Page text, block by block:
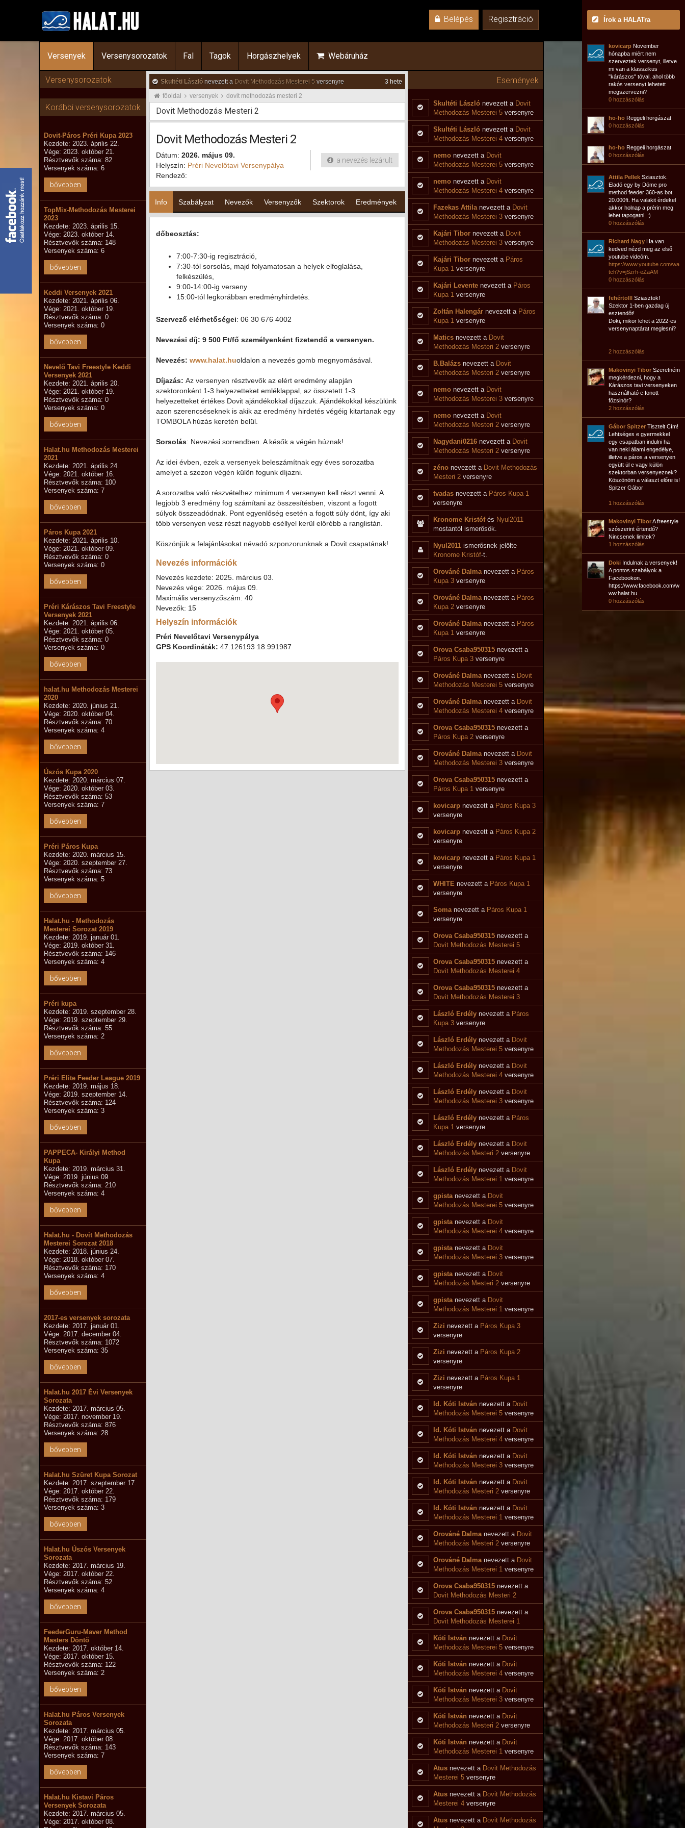
Belépés Regisztráció
Versenyek Versenysorozatok Fal Tagok Horgászhelyek Webáruház
Versenysorozatok
Korábbi versenysorozatok
Dovit-Páros Préri Kupa 2023
Kezdete: 2023. április 22.
Vége: 2023. október 21.
Résztvevők száma: 82
Versenyek száma: 6
bővebben
TopMix-Methodozás Mesterei
2023
Kezdete: 2023. április 15.
Vége: 2023. október 14.
Résztvevők száma: 148
Versenyek száma: 6
bővebben
Keddi Versenyek 2021
Kezdete: 2021. április 06.
Vége: 2021. október 19.
Résztvevők száma: 0
Versenyek száma: 0
bővebben
Nevelő Tavi Freestyle Keddi
Versenyek 2021
Kezdete: 2021. április 20.
Vége: 2021. október 19.
Résztvevők száma: 0
Versenyek száma: 0
bővebben
Halat.hu Methodozás Mesterei
2021
Kezdete: 2021. április 24.
Vége: 2021. október 16.
Résztvevők száma: 100
Versenyek száma: 7
bővebben
Páros Kupa 2021
Kezdete: 2021. április 10.
Vége: 2021. október 09.
Résztvevők száma: 0
Versenyek száma: 0
bővebben
Préri Kárászos Tavi Freestyle
Versenyek 2021
Kezdete: 2021. április 06.
Vége: 2021. október 05.
Résztvevők száma: 0
Versenyek száma: 0
bővebben
halat.hu Methodozás Mesterei
2020
Kezdete: 2020. június 21.
Vége: 2020. október 04.
Résztvevők száma: 70
Versenyek száma: 4
bővebben
Úszós Kupa 2020
Kezdete: 2020. március 07.
Vége: 2020. október 03.
Résztvevők száma: 53
Versenyek száma: 7
bővebben
Préri Páros Kupa
Kezdete: 2020. március 15.
Vége: 2020. szeptember 27.
Résztvevők száma: 73
Versenyek száma: 5
bővebben
Halat.hu - Methodozás
Mesterei Sorozat 2019
Kezdete: 2019. január 01.
Vége: 2019. október 31.
Résztvevők száma: 146
Versenyek száma: 4
bővebben
Préri kupa
Kezdete: 2019. szeptember 28.
Vége: 2019. szeptember 29.
Résztvevők száma: 55
Versenyek száma: 2
bővebben
Préri Elite Feeder League 2019
Kezdete: 2019. május 18.
Vége: 2019. szeptember 14.
Résztvevők száma: 124
Versenyek száma: 3
bővebben
PAPPECA- Királyi Method
Kupa
Kezdete: 2019. március 31.
Vége: 2019. június 09.
Résztvevők száma: 210
Versenyek száma: 4
bővebben
Halat.hu - Dovit Methodozás
Mesterei Sorozat 2018
Kezdete: 2018. június 24.
Vége: 2018. október 07.
Résztvevők száma: 170
Versenyek száma: 4
bővebben
2017-es versenyek sorozata
Kezdete: 2017. január 01.
Vége: 2017. december 04.
Résztvevők száma: 1072
Versenyek száma: 35
bővebben
Halat.hu 2017 Évi Versenyek
Sorozata
Kezdete: 2017. március 05.
Vége: 2017. november 19.
Résztvevők száma: 876
Versenyek száma: 28
bővebben
Halat.hu Szüret Kupa Sorozat
Kezdete: 2017. szeptember 17.
Vége: 2017. október 22.
Résztvevők száma: 179
Versenyek száma: 3
bővebben
Halat.hu Úszós Versenyek
Sorozata
Kezdete: 2017. március 19.
Vége: 2017. október 22.
Résztvevők száma: 52
Versenyek száma: 4
bővebben
FeederGuru-Maver Method
Masters Döntő
Kezdete: 2017. október 14.
Vége: 2017. október 15.
Résztvevők száma: 122
Versenyek száma: 2
bővebben
Halat.hu Páros Versenyek
Sorozata
Kezdete: 2017. március 05.
Vége: 2017. október 08.
Résztvevők száma: 143
Versenyek száma: 7
bővebben
Halat.hu Kistavi Páros
Versenyek Sorozata
Kezdete: 2017. március 05.
Vége: 2017. október 08.
Skultéti Lászlónevezett a Dovit Methodozás Mesterei 5 versenyre
3 hete
főoldal
versenyek dovit methodozás mesteri 2
Dovit Methodozás Mesteri 2
Dovit Methodozás Mesteri 2
Dátum: 2026. május 09.
Helyszín: Préri Nevelőtavi Versenypálya
Rendező:
a nevezés lezárult
Info Szabályzat Nevezők Versenyzők Szektorok Eredmények
dőbeosztás:
7:00-7:30-ig regisztráció,
7:30-tól sorsolás, majd folyamatosan a helyek elfoglalása,
felkészülés,
9:00-14:00-ig verseny
15:00-tól legkorábban eredményhirdetés.
Szervező elérhetőségei: 06 30 676 4002
Nevezési díj: 9 500 Ft/fő személyenként fizetendő a versenyen.
Nevezés: www.halat.huoldalon a nevezés gomb megnyomásával.
Díjazás: Az versenyen résztvevők az elért eredmény alapján
szektoronként 1-3 helyezetteket emléklappal, az összetett 1-3
helyezetteket értékes Dovit ajándékokkal díjazzuk. Ajándékokkal készülünk
azon szerencséseknek is akik az eredmény hirdetés végéig kitartanak egy
TOMBOLA húzás keretén belül.
Sorsolás: Nevezési sorrendben. A késők a végén húznak!
Az idei évben, ezek a versenyek beleszámítnak egy éves sorozatba
amelyet a szezon végén külön fogunk díjazni.
A sorozatba való részvételhez minimum 4 versenyen kell részt venni. A
legjobb 3 eredmény fog számítani az összesítésben, viszont a fogott
súlyok összeadódnak. Pont egyenlőség esetén a fogott súly dönt, így aki
több versenyen vesz részt nagyobb eséllyel kerül előrébb a ranglistán.
Köszönjük a felajánlásokat névadó szponzorunknak a Dovit csapatának!
Nevezés információk
Nevezés kezdete: 2025. március 03.
Nevezés vége: 2026. május 09.
Maximális versenyzőszám: 40
Nevezők: 15
Helyszín információk
Préri Nevelőtavi Versenypálya
GPS Koordináták: 47.126193 18.991987
Események
Skultéti Lászlónevezett a Dovit
Methodozás Mesterei 5versenyre
Skultéti Lászlónevezett a Dovit
Methodozás Mesterei 4 versenyre
nemonevezett a Dovit
Methodozás Mesterei 5versenyre
nemonevezett a Dovit
Methodozás Mesterei 4 versenyre
Fazekas Attilanevezett a Dovit
Methodozás Mesterei 3versenyre
Kajári Tibornevezett a Dovit
Methodozás Mesterei 3versenyre
Kajári Tibornevezett a Páros
Kupa 1versenyre
Kajári Leventenevezett a Páros
Kupa 1versenyre
Zoltán Halengárnevezett a Páros
Kupa 1versenyre
Maticsnevezett a Dovit
Methodozás Mesteri 2versenyre
B.Balázsnevezett a Dovit
Methodozás Mesteri 2versenyre
nemonevezett a Dovit
Methodozás Mesterei 3versenyre
nemonevezett a Dovit
Methodozás Mesteri 2versenyre
Nagydani0216nevezett a Dovit
Methodozás Mesteri 2versenyre
zénonevezett a Dovit Methodozás
Mesteri 2versenyre
tvadasnevezett a Páros Kupa 1
versenyre
Kronome Kristófés Nyul2011
mostantól ismerősök.
Nyul2011ismerősnek jelölte
Kronome Kristóf-t.
Orováné Dalma nevezett a Páros
Kupa 3versenyre
Orováné Dalma nevezett a Páros
Kupa 2versenyre
Orováné Dalma nevezett a Páros
Kupa 1versenyre
Orova Csaba950315nevezett a
Páros Kupa 3versenyre
Orováné Dalma nevezett a Dovit
Methodozás Mesterei 5versenyre
Orováné Dalma nevezett a Dovit
Methodozás Mesterei 4 versenyre
Orova Csaba950315nevezett a
Páros Kupa 2versenyre
Orováné Dalma nevezett a Dovit
Methodozás Mesterei 3versenyre
Orova Csaba950315nevezett a
Páros Kupa 1versenyre
kovicarpnevezett a Páros Kupa 3
versenyre
kovicarpnevezett a Páros Kupa 2
versenyre
kovicarpnevezett a Páros Kupa 1
versenyre
WHITE nevezett a Páros Kupa 1
versenyre
Somanevezett a Páros Kupa 1
versenyre
Orova Csaba950315nevezett a
Dovit Methodozás Mesterei 5
versenyre
Orova Csaba950315nevezett a
Dovit Methodozás Mesterei 4
versenyre
Orova Csaba950315nevezett a
Dovit Methodozás Mesterei 3
versenyre
László Erdélynevezett a Páros
Kupa 3versenyre
László Erdélynevezett a Dovit
Methodozás Mesterei 5versenyre
László Erdélynevezett a Dovit
Methodozás Mesterei 4 versenyre
László Erdélynevezett a Dovit
Methodozás Mesterei 3versenyre
László Erdélynevezett a Páros
Kupa 1versenyre
László Erdélynevezett a Dovit
Methodozás Mesteri 2versenyre
László Erdélynevezett a Dovit
Methodozás Mesterei 1versenyre
gpistanevezett a Dovit
Methodozás Mesterei 5versenyre
gpistanevezett a Dovit
Methodozás Mesterei 4 versenyre
gpistanevezett a Dovit
Methodozás Mesterei 3versenyre
gpistanevezett a Dovit
Methodozás Mesteri 2versenyre
gpistanevezett a Dovit
Methodozás Mesterei 1versenyre
Zizi nevezett a Páros Kupa 3
versenyre
Zizi nevezett a Páros Kupa 2
versenyre
Zizi nevezett a Páros Kupa 1
versenyre
Id. Kóti István nevezett a Dovit
Methodozás Mesterei 5versenyre
Id. Kóti István nevezett a Dovit
Methodozás Mesterei 4 versenyre
Id. Kóti István nevezett a Dovit
Methodozás Mesterei 3versenyre
Id. Kóti István nevezett a Dovit
Methodozás Mesteri 2versenyre
Id. Kóti István nevezett a Dovit
Methodozás Mesterei 1versenyre
Orováné Dalma nevezett a Dovit
Methodozás Mesteri 2versenyre
Orováné Dalma nevezett a Dovit
Methodozás Mesterei 1versenyre
Orova Csaba950315nevezett a
Dovit Methodozás Mesteri 2
versenyre
Orova Csaba950315nevezett a
Dovit Methodozás Mesterei 1
versenyre
Kóti István nevezett a Dovit
Methodozás Mesterei 5versenyre
Kóti István nevezett a Dovit
Methodozás Mesterei 4 versenyre
Kóti István nevezett a Dovit
Methodozás Mesterei 3versenyre
Kóti István nevezett a Dovit
Methodozás Mesteri 2versenyre
Kóti István nevezett a Dovit
Methodozás Mesterei 1versenyre
Atusnevezett a Dovit Methodozás
Mesterei 5versenyre
Atusnevezett a Dovit Methodozás
Mesterei 4 versenyre
Atusnevezett a Dovit Methodozás
Írok a HALATra
kovicarp November
hónapba miért nem
szerveztek versenyt, illetve
mi van a klasszikus
"kárászos" tóval, ahol több
rakós versenyt lehetett
megszervezni?
0 hozzászólás
ho-ho Reggeli horgászat
0 hozzászólás
ho-ho Reggeli horgászat
0 hozzászólás
Attila Pellek Sziasztok.
Eladó egy by Döme pro
method feeder 360-as bot.
20.000ft. Ha valakit èrdekel
akkor holnap a prèrin meg
lehet tapogatni. :)
0 hozzászólás
Richard Nagy Ha van
kedved nézd meg az első
youtube videóm.
https://www.youtube.com/wa
tch?v=jSzrh-eZaAM
0 hozzászólás
fehértolll Sziasztok!
Szektor 1-ben gazdag új
esztendőt!
Doki, mikor lehet a 2022-es
versenynaptárat meglesni?
2 hozzászólás
Makovinyi Tibor Szeretném
megkérdezni, hogy a
Kárászos tavi versenyeken
használható e fonott
főzsinór?
2 hozzászólás
Gábor Spitzer Tisztelt Cím!
Lehtséges e gyermekkel
egy csapatban indulni ha
van neki állami engedélye,
illetve a páros a versenyen
együtt ül e vagy külön
szektorban versenyeznek?
Köszönöm a választ előre is!
Spitzer Gábor
1 hozzászólás
Makovinyi TiborA freestyle
szószerint értendő?
Nincsenek limitek?
1 hozzászólás
Doki Indulnak a versenyek!
A pontos szabályok a
Facebookon.
https://www.facebook.com/w
ww.halat.hu
0 hozzászólás